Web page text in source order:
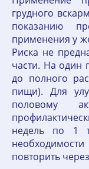
грудного
показанию
применения у
Риска не
части. На один
до полного
пищи). Для
половому
недель по 1
повторить